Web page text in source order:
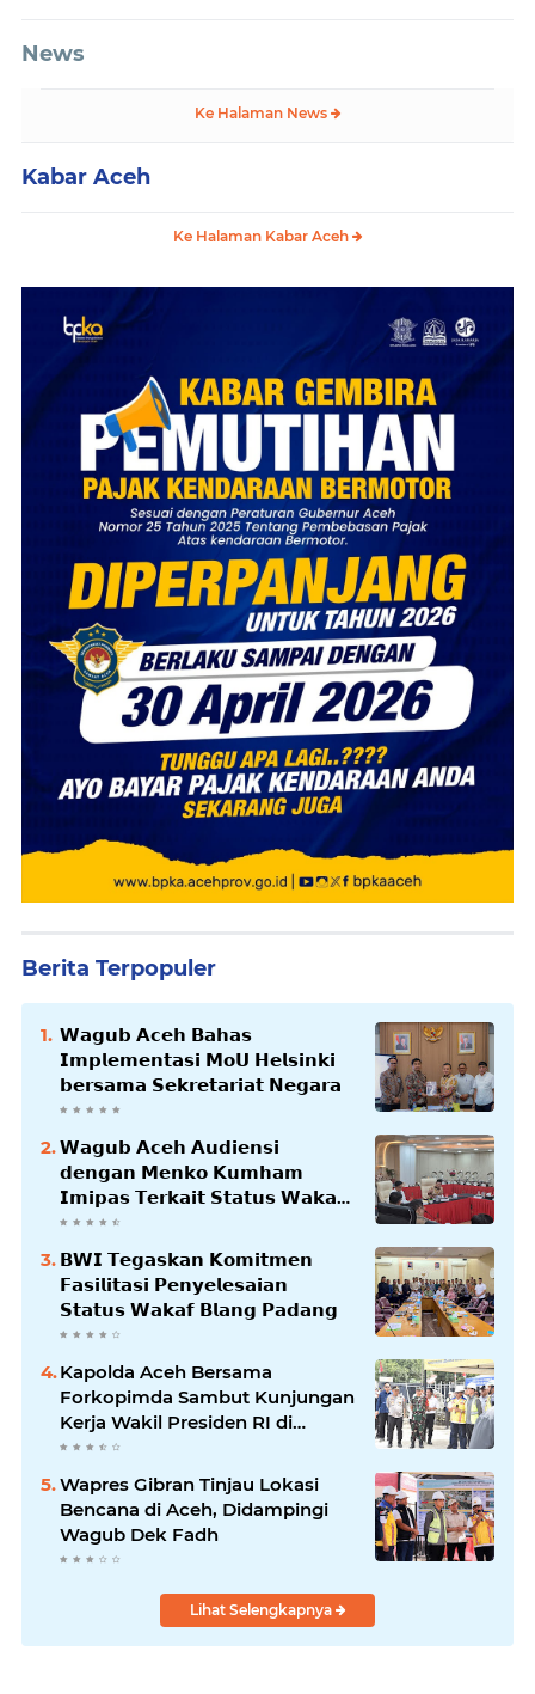
News
Ke Halaman News
Kabar Aceh
Ke Halaman Kabar Aceh
Berita Terpopuler
𝗪𝗮𝗴𝘂𝗯 𝗔𝗰𝗲𝗵 𝗕𝗮𝗵𝗮𝘀
𝗜𝗺𝗽𝗹𝗲𝗺𝗲𝗻𝘁𝗮𝘀𝗶 𝗠𝗼𝗨 𝗛𝗲𝗹𝘀𝗶𝗻𝗸𝗶
𝗯𝗲𝗿𝘀𝗮𝗺𝗮 𝗦𝗲𝗸𝗿𝗲𝘁𝗮𝗿𝗶𝗮𝘁 𝗡𝗲𝗴𝗮𝗿𝗮
𝗪𝗮𝗴𝘂𝗯 𝗔𝗰𝗲𝗵 𝗔𝘂𝗱𝗶𝗲𝗻𝘀𝗶
𝗱𝗲𝗻𝗴𝗮𝗻 𝗠𝗲𝗻𝗸𝗼 𝗞𝘂𝗺𝗵𝗮𝗺
𝗜𝗺𝗶𝗽𝗮𝘀 𝗧𝗲𝗿𝗸𝗮𝗶𝘁 𝗦𝘁𝗮𝘁𝘂𝘀 𝗪𝗮𝗸𝗮𝗳
𝗕𝗹𝗮𝗻𝗴𝗽𝗮𝗱𝗮𝗻𝗴
𝗕𝗪𝗜 𝗧𝗲𝗴𝗮𝘀𝗸𝗮𝗻 𝗞𝗼𝗺𝗶𝘁𝗺𝗲𝗻
𝗙𝗮𝘀𝗶𝗹𝗶𝘁𝗮𝘀𝗶 𝗣𝗲𝗻𝘆𝗲𝗹𝗲𝘀𝗮𝗶𝗮𝗻
𝗦𝘁𝗮𝘁𝘂𝘀 𝗪𝗮𝗸𝗮𝗳 𝗕𝗹𝗮𝗻𝗴 𝗣𝗮𝗱𝗮𝗻𝗴
Kapolda Aceh Bersama
Forkopimda Sambut Kunjungan
Kerja Wakil Presiden RI di
Kabupaten Bireuen
Wapres Gibran Tinjau Lokasi
Bencana di Aceh, Didampingi
Wagub Dek Fadh
Lihat Selengkapnya